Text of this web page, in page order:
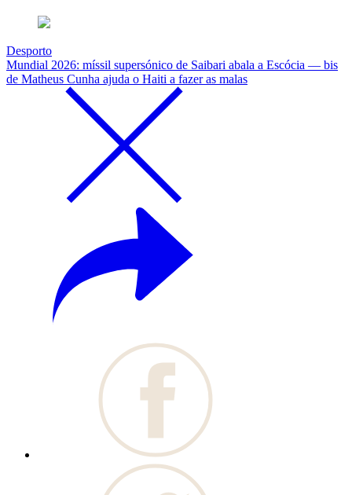
Desporto
Mundial 2026: míssil supersónico de Saibari abala a Escócia — bis
de Matheus Cunha ajuda o Haiti a fazer as malas